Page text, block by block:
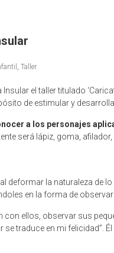
, Taller.
el taller titulado
de estimular y
a los personajes
será lápiz, goma,
deformar la naturaleza de
en la forma de
ellos, observar sus
traduce en mi felicidad”.